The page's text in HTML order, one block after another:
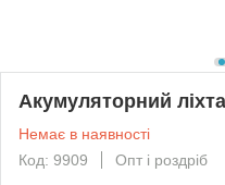
Акумуляторний
Немає в наявності
Код: 9909
Опт і роздріб